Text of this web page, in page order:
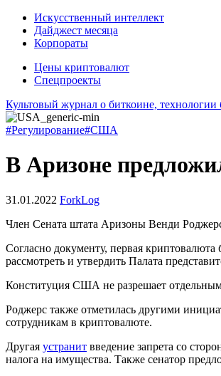
Искусственный интеллект
Дайджест месяца
Корпораты
Цены криптовалют
Спецпроекты
Культовый журнал о биткоине,
#Регулирование#США
В Аризоне
31.01.2022 ForkLog
Член Сената штата Аризоны Венди
Согласно документу, первая криптовалюта
рассмотреть и утвердить Палата
Конституция США не разрешает отдельным
Роджерс также отметилась другими
сотрудникам в криптовалюте.
Другая устранит введение запрета со
налога на имущества. Также сенатор